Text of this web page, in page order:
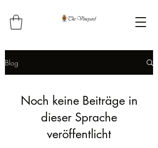
Blog
Noch keine Beiträge in
dieser Sprache
veröffentlicht